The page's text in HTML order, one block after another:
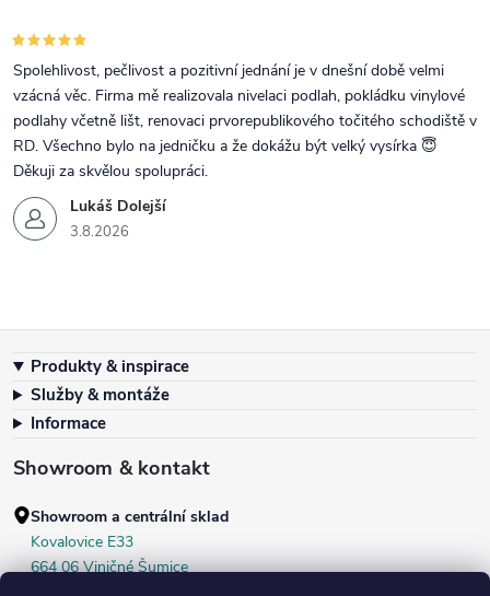
Lukáš Dolejší
3.8.2026
Spolehlivost, pečlivost a pozitivní jednání je v dnešní době velmi
vzácná věc. Firma mě realizovala nivelaci podlah, pokládku vinylové
podlahy včetně lišt, renovaci prvorepublikového točitého schodiště v
RD. Všechno bylo na jedničku a že dokážu být velký vysírka 😇
Děkuji za skvělou spolupráci.
Produkty & inspirace
Služby & montáže
Informace
Showroom & kontakt
Showroom a centrální sklad
Kovalovice E33
664 06 Viničné Šumice